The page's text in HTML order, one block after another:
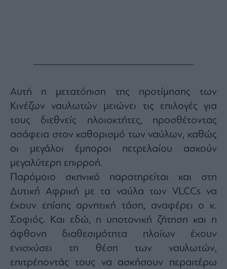
Αυτή η μετατόπιση της προτίμησης των
Κινέζων ναυλωτών μειώνει τις επιλογές για
τους διεθνείς πλοιοκτήτες, προσθέτοντας
ασάφεια στον καθορισμό των ναύλων, καθώς
οι μεγάλοι έμποροι πετρελαίου ασκούν
μεγαλύτερη επιρροή.
Παρόμοιο σκηνικό παρατηρείται και στη
Δυτική Αφρική με τα ναύλα των VLCCs να
έχουν επίσης αρνητική τάση, αναφέρει ο κ.
Σοφιός. Και εδώ, η υποτονική ζήτηση και η
άφθονη διαθεσιμότητα πλοίων έχουν
ενισχύσει τη θέση των ναυλωτών,
επιτρέποντάς τους να ασκήσουν περαιτέρω